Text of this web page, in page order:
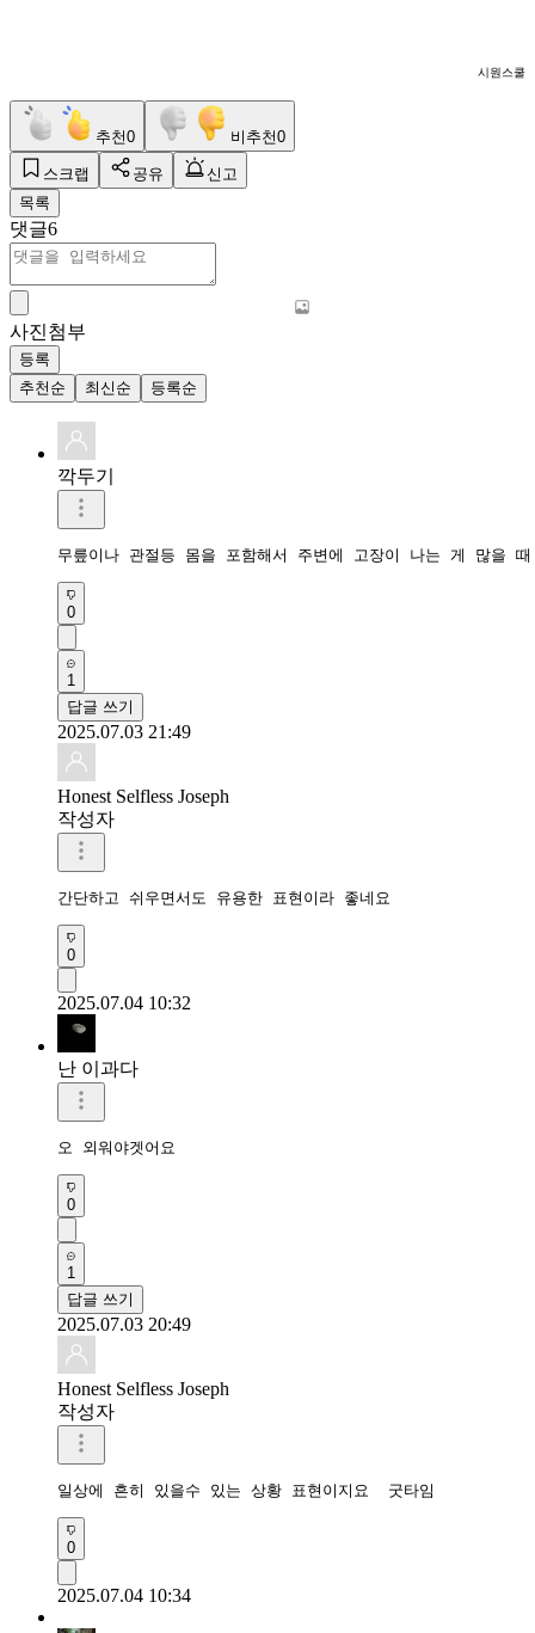
시원스쿨
추천0 비추천0
스크랩 공유
신고
목록
댓글6
사진첨부
등록
추천순
최신순 등록순
깍두기
무릎이나 관절등 몸을 포함해서 주변에 고장이 나는 게 많을
0
1
답글 쓰기
2025.07.03 21:49
Honest Selfless Joseph
작성자
간단하고 쉬우면서도 유용한 표현이라 좋네요
0
2025.07.04 10:32
난 이과다
오 외워야겟어요
0
1
답글 쓰기
2025.07.03 20:49
Honest Selfless Joseph
작성자
일상에 흔히 있을수 있는 상황 표현이지요  굿타임
0
2025.07.04 10:34